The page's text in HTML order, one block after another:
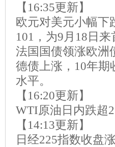
【16:35更新】
欧元对美元小幅下
101，为9月18日来
法国国债领涨欧洲
德债上涨，10年期
水平。
【16:20更新】
WTI原油日内跌超
【14:13更新】
日经225指数收盘